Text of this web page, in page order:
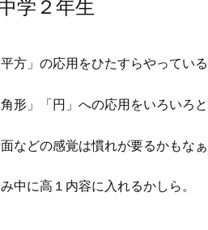
学２年生
平方」の応用をひたすらやっている
角形」「円」への応用をいろいろ
などの感覚は慣れが要るかもなぁ
中に高１内容に入れるかしら。